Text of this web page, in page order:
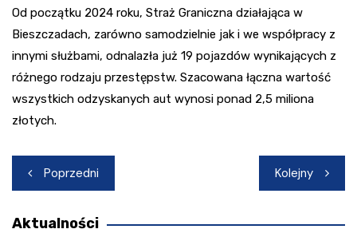
Od początku 2024 roku, Straż Graniczna działająca w
Bieszczadach, zarówno samodzielnie jak i we współpracy z
innymi służbami, odnalazła już 19 pojazdów wynikających z
różnego rodzaju przestępstw. Szacowana łączna wartość
wszystkich odzyskanych aut wynosi ponad 2,5 miliona
złotych.
Nawigacja
wpisu
Poprzedni Kolejny
Aktualności